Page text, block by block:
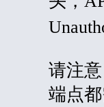
请注
端点都